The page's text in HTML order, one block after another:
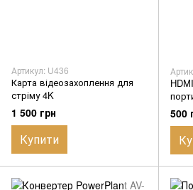
Артикул: U436
Карта відеозахоплення для
стріму 4K
1 500 грн
Купити
500